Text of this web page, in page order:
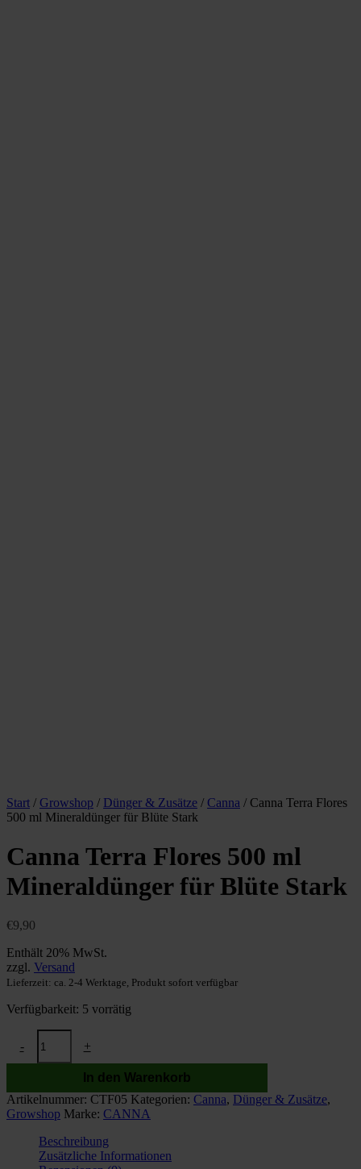
Start / Growshop / Dünger & Zusätze / Canna / Canna Terra Flores
500 ml Mineraldünger für Blüte Stark
Canna Terra Flores 500 ml
Mineraldünger für Blüte Stark
€9,90
Enthält 20% MwSt.
zzgl. Versand
Lieferzeit: ca. 2-4 Werktage, Produkt sofort verfügbar
Verfügbarkeit: 5 vorrätig
-
Terra
Flores
ml
Mineraldünger
für
+
In den Warenkorb
Artikelnummer: CTF05 Kategorien: Canna, Dünger & Zusätze,
Growshop Marke: CANNA
Beschreibung
Zusätzliche Informationen